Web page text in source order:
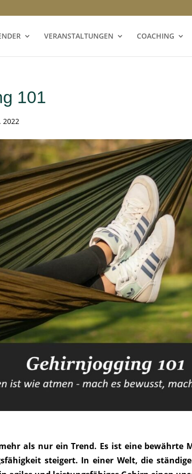
VERANSTALTUNGEN COACHING
101
2022
als nur ein Trend. Es ist eine bewährte
steigert. In einer Welt, die